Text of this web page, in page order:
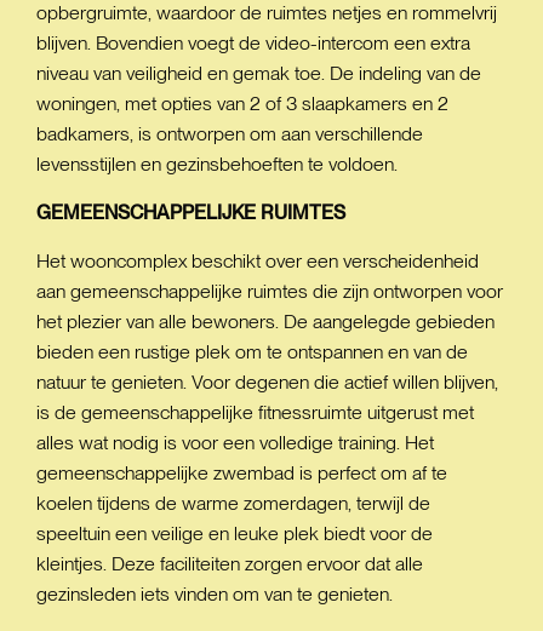
opbergruimte, waardoor de ruimtes netjes en rommelvrij
blijven. Bovendien voegt de video-intercom een extra
niveau van veiligheid en gemak toe. De indeling van de
woningen, met opties van 2 of 3 slaapkamers en 2
badkamers, is ontworpen om aan verschillende
levensstijlen en gezinsbehoeften te voldoen.
GEMEENSCHAPPELIJKE RUIMTES
Het wooncomplex beschikt over een verscheidenheid
aan gemeenschappelijke ruimtes die zijn ontworpen voor
het plezier van alle bewoners. De aangelegde gebieden
bieden een rustige plek om te ontspannen en van de
natuur te genieten. Voor degenen die actief willen blijven,
is de gemeenschappelijke fitnessruimte uitgerust met
alles wat nodig is voor een volledige training. Het
gemeenschappelijke zwembad is perfect om af te
koelen tijdens de warme zomerdagen, terwijl de
speeltuin een veilige en leuke plek biedt voor de
kleintjes. Deze faciliteiten zorgen ervoor dat alle
gezinsleden iets vinden om van te genieten.